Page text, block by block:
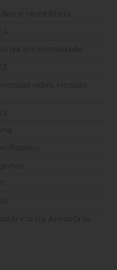
e resistência
da ancestralidade
vidas, nossas
na Amazônia